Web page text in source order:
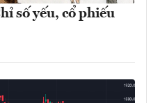
số yếu, cổ phiếu